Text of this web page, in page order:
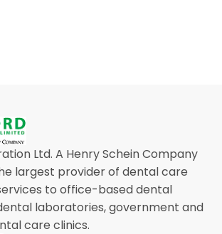
Ltd. A Henry Schein Company
largest provider of dental care
to office-based dental
laboratories, government and
care clinics.